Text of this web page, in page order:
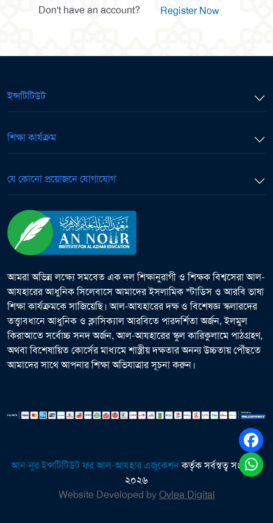
Don't have an account? Register Now
ইন্সটিটিউট
শিক্ষা কার্যক্রম
যে কোনো প্রয়োজনে যোগাযোগ
আমরা অভিন্ন লক্ষ্যে সমবেত এক দল শিক্ষানুরাগী ও শিক্ষক বিশ্বসেরা আল-
আযহারের আধুনিক সিলেবাসে আমাদের ইসলামিক স্টাডিস ও আরবি ভাষা
শিক্ষা কার্যক্রমকে সাজিয়েছি। আল-আযহারের দক্ষ ও বিশেষজ্ঞ স্কলারদের
তত্ত্বাবধানে আধুনিক ও ক্লাসিক্যাল আরবিতে পারদর্শিতা অর্জন, ইলমুল
কিরাআতে সর্বোচ্চ সনদ অর্জন, আল-আযহারের স্কুল কারিকুলামে পাঠগ্রহণ,
অথবা বিশেষায়িত কোর্সের মাধ্যমে শাস্ত্রীয় দক্ষতার অনন্য উচ্চতায় পৌঁছতে
আমাদের সাথে আপনার শিক্ষা অভিযাত্রার সূচনা করুন।
আন-নুর ইন্সটিটিউট ফর আল-আযহার এজুকেশনকর্তৃক সর্বস্বত্ব সংরক্ষিত
২০২৬
Website Developed byOvlea Digital